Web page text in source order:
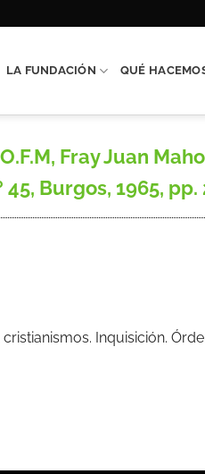
LA FUNDACIÓN QUÉ
O.F.M, Fray Juan
45, Burgos, 1965, pp.
Inquisición.